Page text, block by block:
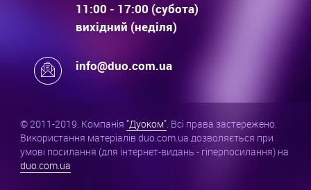
11:00 - 17:00 (субота)
вихідний (неділя)
info@duo.com.ua
© 2011-2019. Компанія "Дуоком". Всі права застережено.
Використання матеріалів duo.com.ua дозволяється при
умові посилання (для інтернет-видань - гіперпосилання) на
duo.com.ua